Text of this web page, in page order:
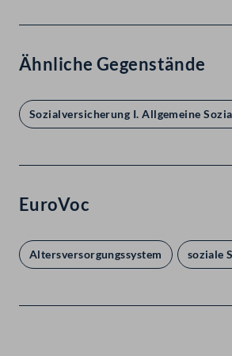
Ähnliche Gegenstände
Sozialversicherung I. Allgemeine
EuroVoc
Altersversorgungssystem soziale